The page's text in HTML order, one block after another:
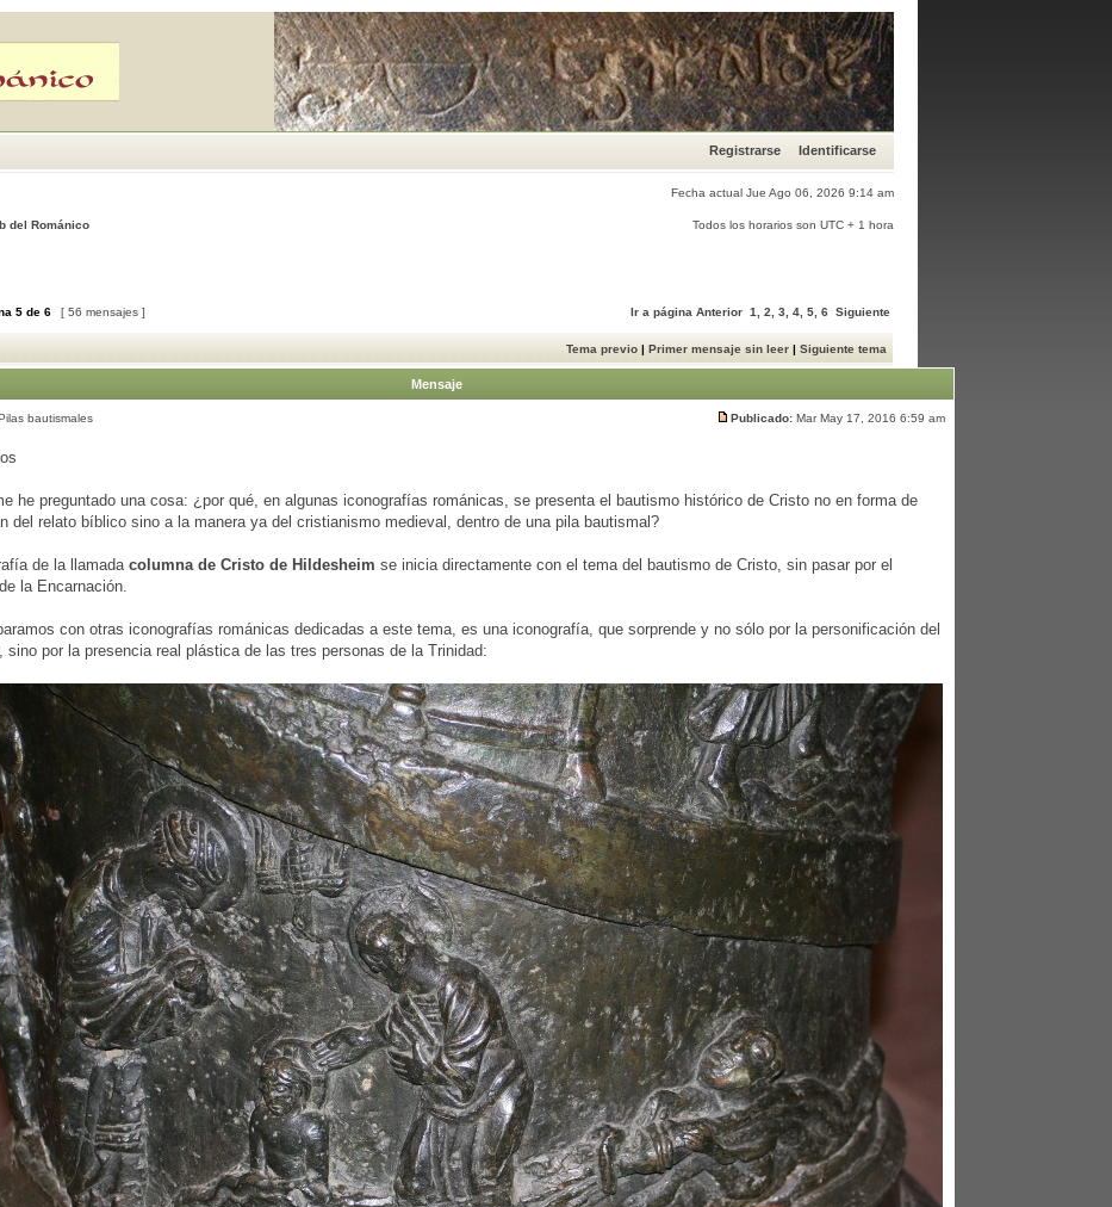
Registrarse Identificarse
Fecha actual Jue Ago 06, 2026 9:14 am
del Románico Todos los horarios son UTC + 1 hora
5 de 6 [ 56 mensajes ] Ir a página Anterior 1 2 3 4 5 6 Siguiente
Tema previo | Primer mensaje sin leer | Siguiente tema
Mensaje
bautismales Publicado: Mar May 17, 2016 6:59 am
he preguntado una cosa: ¿por qué, en algunas iconografías románicas, se presenta el bautismo histórico de Cristo no en forma de
del relato bíblico sino a la manera ya del cristianismo medieval, dentro de una pila bautismal?
de la llamadacolumna de Cristo de Hildesheim se inicia directamente con el tema del bautismo de Cristo, sin pasar por el
la Encarnación.
con otras iconografías románicas dedicadas a este tema, es una iconografía, que sorprende y no sólo por la personificación del
sino por la presencia real plástica de las tres personas de la Trinidad: